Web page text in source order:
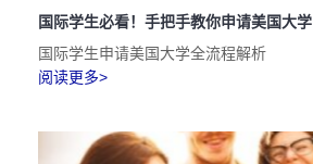
国际学生必看！手把手教你申请美国大学
国际学生申请美国大学全流程解析
阅读更多>